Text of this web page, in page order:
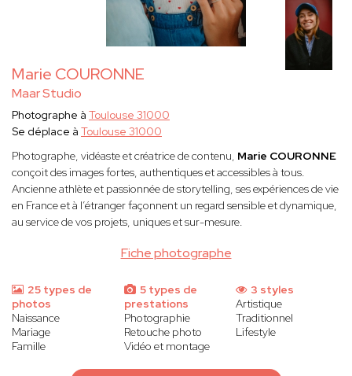
Marie COURONNE
Maar Studio
Fiche photographe
Photographe à Toulouse 31000
Se déplace à Toulouse 31000
Photographe, vidéaste et créatrice de contenu, Marie COURONNE
conçoit des images fortes, authentiques et accessibles à tous.
Ancienne athlète et passionnée de storytelling, ses expériences de vie
en France et à l’étranger façonnent un regard sensible et dynamique,
au service de vos projets, uniques et sur-mesure.
25 types de
photos
Naissance
Mariage
Famille
5 types de
prestations
Photographie
Retouche photo
Vidéo et montage
3 styles
Artistique
Traditionnel
Lifestyle